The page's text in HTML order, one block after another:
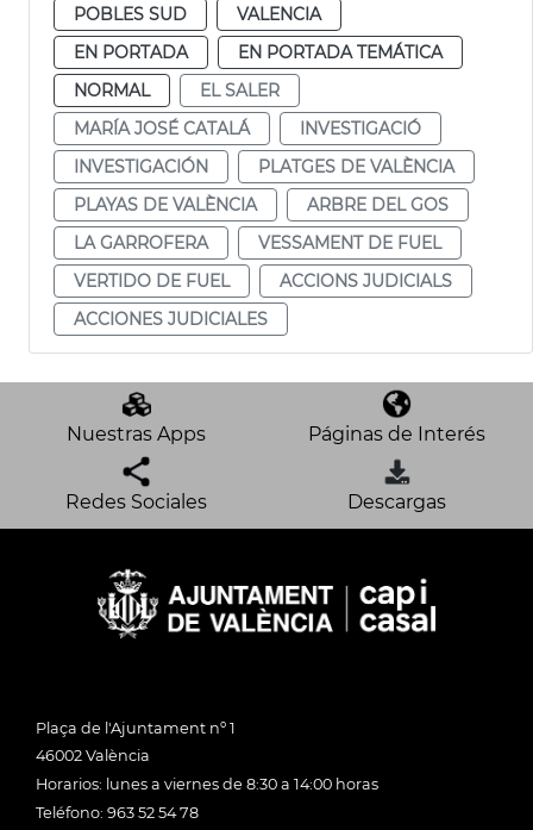
POBLES SUD
VALENCIA
EN PORTADA
EN PORTADA TEMÁTICA
NORMAL
EL SALER
MARÍA JOSÉ CATALÁ
INVESTIGACIÓ
INVESTIGACIÓN
PLATGES DE VALÈNCIA
PLAYAS DE VALÈNCIA
ARBRE DEL GOS
LA GARROFERA
VESSAMENT DE FUEL
VERTIDO DE FUEL
ACCIONS JUDICIALS
ACCIONES JUDICIALES
Nuestras Apps Páginas de Interés
Redes Sociales Descargas
Plaça de l'Ajuntament nº 1
46002 València
Horarios: lunes a viernes de 8:30 a 14:00 horas
Teléfono: 963 52 54 78